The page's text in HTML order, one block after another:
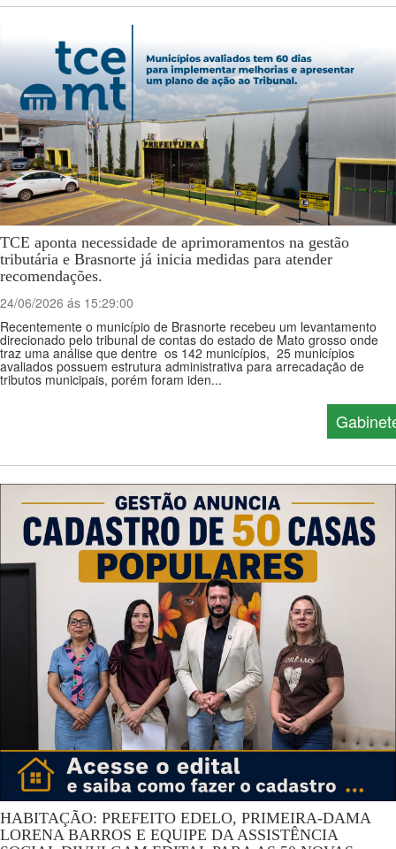
TCE aponta necessidade de aprimoramentos na gestão
tributária e Brasnorte já inicia medidas para atender
recomendações.
24/06/2026 ás 15:29:00
Recentemente o município de Brasnorte recebeu um levantamento
direcionado pelo tribunal de contas do estado de Mato grosso onde
traz uma análise que dentre os 142 municípios, 25 municípios
avaliados possuem estrutura administrativa para arrecadação de
tributos municipais, porém foram iden...
HABITAÇÃO: PREFEITO EDELO, PRIMEIRA-DAMA
LORENA BARROS E EQUIPE DA ASSISTÊNCIA